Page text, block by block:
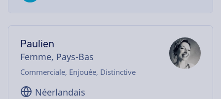
Paulien
Femme, Pays-Bas
Commerciale, Enjouée, Distinctive
Néerlandais